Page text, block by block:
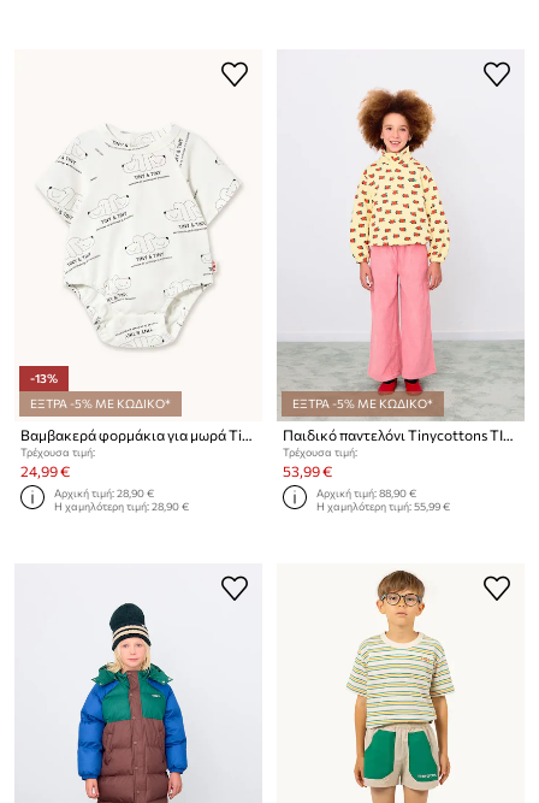
-13%
ΕΞΤΡΑ -5% ΜΕ ΚΩΔΙΚΟ*
Βαμβακερά φορμάκια για μωρά Tinycottons TINY & TINY KNITTED BODY
Τρέχουσα τιμή:
24,99 €
Αρχική τιμή:28,90 €
Η χαμηλότερη τιμή:28,90 €
ΕΞΤΡΑ -5% ΜΕ ΚΩΔΙΚΟ*
Παιδικό παντελόνι Tinycottons TINY SOLID WOVEN PANT
Τρέχουσα τιμή:
53,99 €
Αρχική τιμή:88,90 €
Η χαμηλότερη τιμή:55,99 €